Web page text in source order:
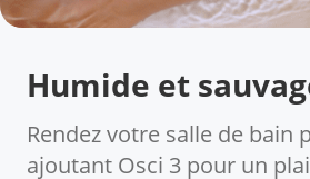
Humide et
Rendez votre salle de bain
ajoutant Osci 3 pour un